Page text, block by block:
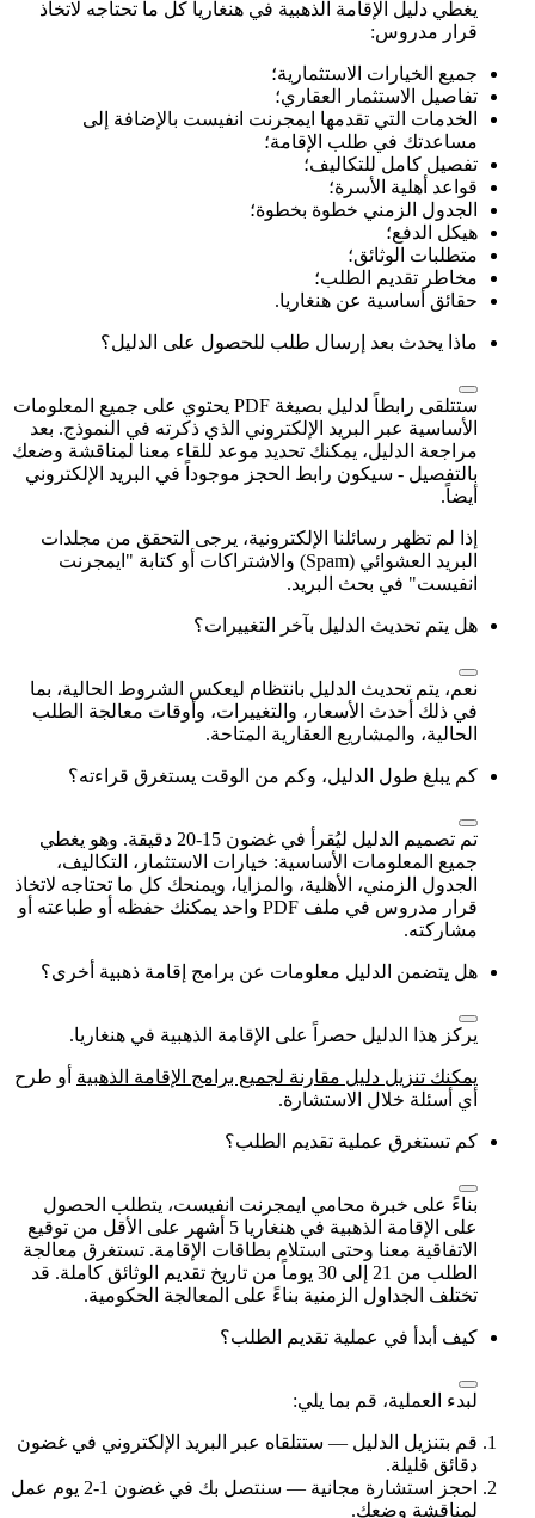
يغطي دليل الإقامة الذهبية في هنغاريا كل ما تحتاجه لاتخاذ
قرار مدروس:
جميع الخيارات الاستثمارية؛
تفاصيل الاستثمار العقاري؛
الخدمات التي تقدمها ايمجرنت انفيست بالإضافة إلى
مساعدتك في طلب الإقامة؛
تفصيل كامل للتكاليف؛
قواعد أهلية الأسرة؛
الجدول الزمني خطوة بخطوة؛
هيكل الدفع؛
متطلبات الوثائق؛
مخاطر تقديم الطلب؛
حقائق أساسية عن هنغاريا.
ماذا يحدث بعد إرسال طلب للحصول على الدليل؟
ستتلقى رابطاً لدليل بصيغة PDF يحتوي على جميع المعلومات
الأساسية عبر البريد الإلكتروني الذي ذكرته في النموذج. بعد
مراجعة الدليل، يمكنك تحديد موعد للقاء معنا لمناقشة وضعك
بالتفصيل - سيكون رابط الحجز موجوداً في البريد الإلكتروني
أيضاً.
إذا لم تظهر رسائلنا الإلكترونية، يرجى التحقق من مجلدات
البريد العشوائي (Spam) والاشتراكات أو كتابة "ايمجرنت
انفيست" في بحث البريد.
هل يتم تحديث الدليل بآخر التغييرات؟
نعم، يتم تحديث الدليل بانتظام ليعكس الشروط الحالية، بما
في ذلك أحدث الأسعار، والتغييرات، وأوقات معالجة الطلب
الحالية، والمشاريع العقارية المتاحة.
كم يبلغ طول الدليل، وكم من الوقت يستغرق قراءته؟
تم تصميم الدليل ليُقرأ في غضون 15‑20 دقيقة. وهو يغطي
جميع المعلومات الأساسية: خيارات الاستثمار، التكاليف،
الجدول الزمني، الأهلية، والمزايا، ويمنحك كل ما تحتاجه لاتخاذ
قرار مدروس في ملف PDF واحد يمكنك حفظه أو طباعته أو
مشاركته.
هل يتضمن الدليل معلومات عن برامج إقامة ذهبية أخرى؟
يركز هذا الدليل حصراً على الإقامة الذهبية في هنغاريا.
يمكنك تنزيل دليل مقارنة لجميع برامج الإقامة الذهبية أو طرح
أي أسئلة خلال الاستشارة.
كم تستغرق عملية تقديم الطلب؟
بناءً على خبرة محامي ايمجرنت انفيست، يتطلب الحصول
على الإقامة الذهبية في هنغاريا 5 أشهر على الأقل من توقيع
الاتفاقية معنا وحتى استلام بطاقات الإقامة. تستغرق معالجة
الطلب من 21 إلى 30 يوماً من تاريخ تقديم الوثائق كاملة. قد
تختلف الجداول الزمنية بناءً على المعالجة الحكومية.
كيف أبدأ في عملية تقديم الطلب؟
لبدء العملية، قم بما يلي:
قم بتنزيل الدليل — ستتلقاه عبر البريد الإلكتروني في غضون
دقائق قليلة.
احجز استشارة مجانية — سنتصل بك في غضون 1‑2 يوم عمل
لمناقشة وضعك.